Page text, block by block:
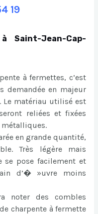
19
Saint-Jean-Cap-
à fermettes, c’est
demandée en majeur
Le matériau utilisé est
reliées et fixées
métalliques.
en grande quantité,
Très légère mais
se pose facilement et
d’� »uvre moins
noter des combles
charpente à fermette